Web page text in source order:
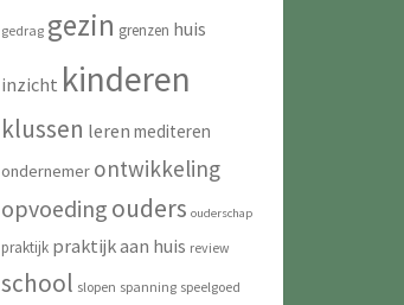
gedrag gezin grenzen huis
inzicht kinderen
klussen leren mediteren
ondernemer ontwikkeling
opvoeding ouders ouderschap
praktijk praktijk aan huis review
school slopen spanning speelgoed